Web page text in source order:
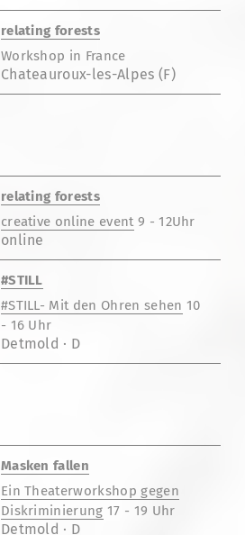
relating forests
Workshop in France
Chateauroux-les-Alpes (F)
relating forests
creative online event 9 - 12Uhr
online
#STILL
#STILL- Mit den Ohren sehen 10
- 16 Uhr
Detmold · D
Masken fallen
Ein Theaterworkshop gegen
Diskriminierung 17 - 19 Uhr
Detmold · D